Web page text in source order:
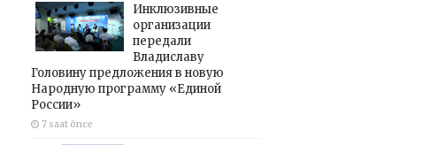
Инклюзивные
организации
передали
Владиславу
Головину предложения в новую
Народную программу «Единой
России»
7 saat önce